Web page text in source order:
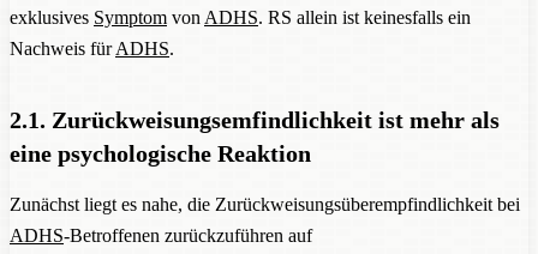
exklusives Symptom von ADHS. RS allein ist keinesfalls ein
Nachweis fürADHS.
2.1. Zurückweisungsemfindlichkeit ist mehr als
eine psychologische Reaktion
Zunächst liegt es nahe, die Zurückweisungsüberempfindlichkeit bei
ADHS-Betroffenen zurückzuführen auf